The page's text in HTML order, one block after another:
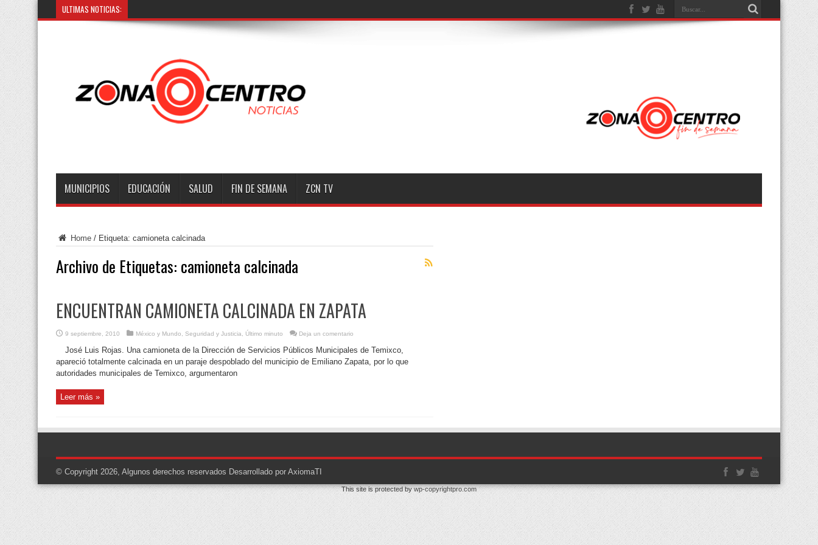
ULTIMAS NOTICIAS:
MUNICIPIOS EDUCACIÓN SALUD FIN DE SEMANA ZCN TV
Home / Etiqueta: camioneta calcinada
Archivo de Etiquetas: camioneta calcinada
ENCUENTRAN CAMIONETA CALCINADA EN ZAPATA
9 septiembre, 2010 México y Mundo Seguridad y Justicia Último minuto Deja un comentario
José Luis Rojas. Una camioneta de la Dirección de Servicios Públicos Municipales de Temixco,
apareció totalmente calcinada en un paraje despoblado del municipio de Emiliano Zapata, por lo que
autoridades municipales de Temixco, argumentaron
Leer más »
© Copyright 2026, Algunos derechos reservados Desarrollado por AxiomaTI
This site is protected bywp-copyrightpro.com